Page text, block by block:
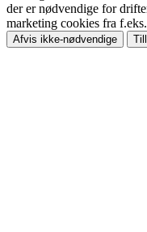
der er nødvendige for
marketing cookies fra
Afvis ikke-nødvendige